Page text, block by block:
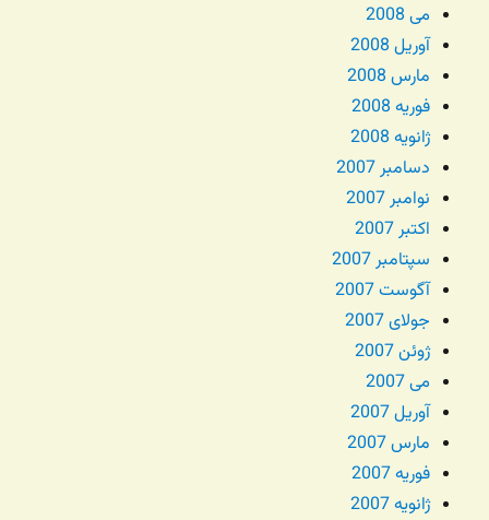
می 2008
آوریل 2008
مارس 2008
فوریه 2008
ژانویه 2008
دسامبر 2007
نوامبر 2007
اکتبر 2007
سپتامبر 2007
آگوست 2007
جولای 2007
ژوئن 2007
می 2007
آوریل 2007
مارس 2007
فوریه 2007
ژانویه 2007